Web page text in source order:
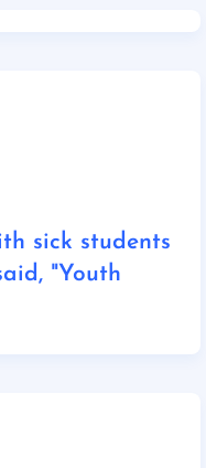
sick students
"Youth